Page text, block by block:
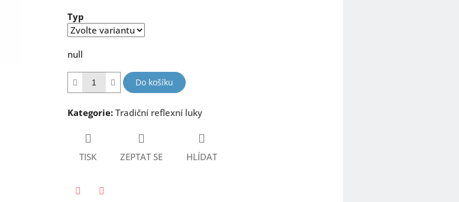
Typ
null
Do košíku
Kategorie: Tradiční reflexní luky
TISK ZEPTAT SE HLÍDAT